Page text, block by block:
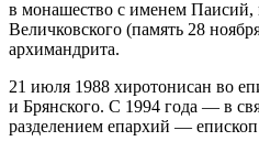
в монашество с именем Паисий,
Величковского (память 28
архимандрита.
21 июля 1988 хиротонисан во
и Брянского. С 1994 года — в
разделением епархий —